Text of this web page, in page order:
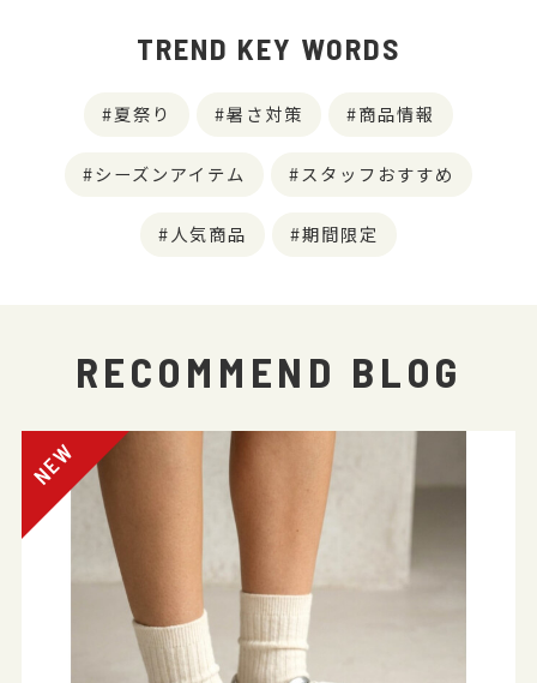
TREND KEY WORDS
夏祭り 暑さ対策 商品情報
シーズンアイテム スタッフおすすめ
人気商品 期間限定
RECOMMEND BLOG